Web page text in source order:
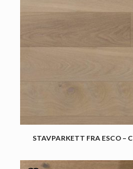
STAVPARKETT FRA ESCO –